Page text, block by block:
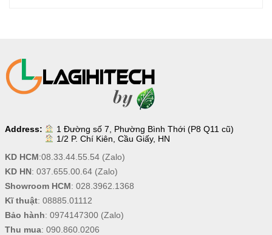
Address:
1 Đường số 7, Phường Bình Thới (P8 Q11 cũ)
1/2 P. Chí Kiên, Cầu Giấy, HN
KD HCM:08.33.44.55.54(Zalo)
KD HN: 037.655.00.64(Zalo)
Showroom HCM: 028.3962.1368
Kĩ thuật: 08885.01112
Bảo hành: 0974147300(Zalo)
Thu mua: 090.860.0206